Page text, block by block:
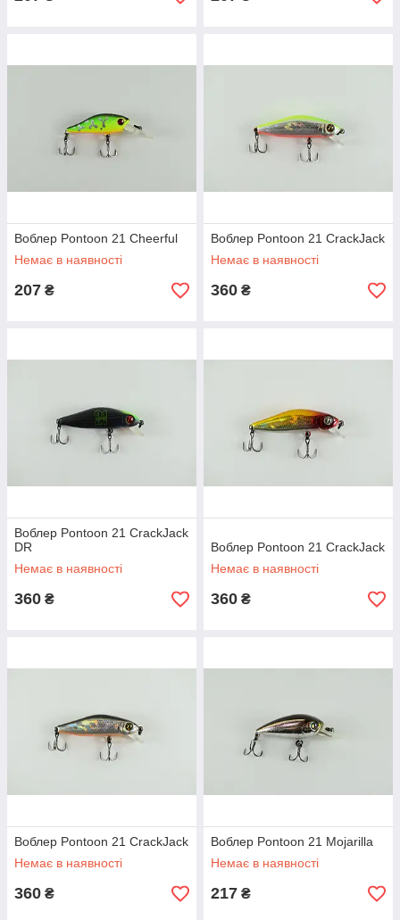
Воблер Pontoon 21 Cheerful
Немає в наявності
207 ₴
Воблер Pontoon 21 CrackJack
Немає в наявності
360 ₴
Воблер Pontoon 21 CrackJack
DR
Немає в наявності
360 ₴
Воблер Pontoon 21 CrackJack
Немає в наявності
360 ₴
Воблер Pontoon 21 CrackJack
Немає в наявності
360 ₴
Воблер Pontoon 21 Mojarilla
Немає в наявності
217 ₴